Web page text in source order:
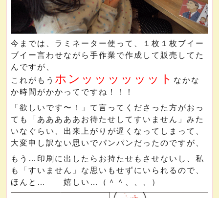
今までは、ラミネーター使って、１枚１枚ブイー
ブイー言わせながら手作業で作成して販売してた
んですが、
これがもう ホンッッッッッット なかな
か時間がかかってですね！！！
「欲しいです〜！」て言ってくださった方がおっ
ても「あああああお待たせしてすいません」みた
いなぐらい、出来上がりが遅くなってしまって、
大変申し訳ない思いでパンパンだったのですが、
もう…印刷に出したらお持たせもさせないし、私
も「すいません」な思いもせずにいられるので、
ほんと… 嬉しい…（＾＾、、、）